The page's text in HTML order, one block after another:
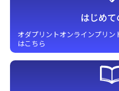
はじめ
オダプリントオンラインプリン
はこちら